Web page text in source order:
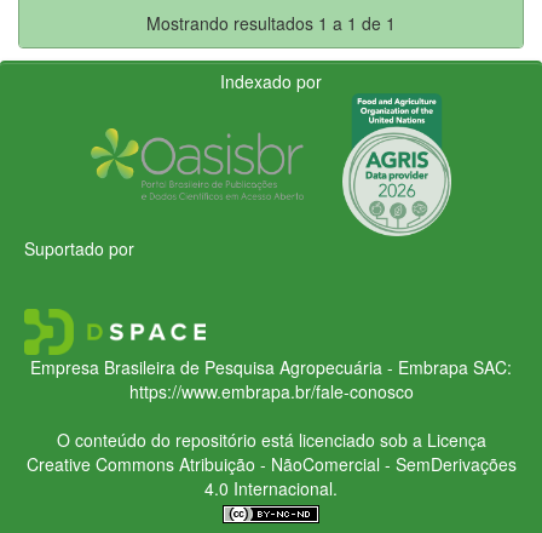
Mostrando resultados 1 a 1 de 1
Indexado por
Suportado por
Empresa Brasileira de Pesquisa Agropecuária - Embrapa SAC:
https://www.embrapa.br/fale-conosco
O conteúdo do repositório está licenciado sob a Licença
Creative CommonsAtribuição - NãoComercial - SemDerivações
4.0 Internacional.